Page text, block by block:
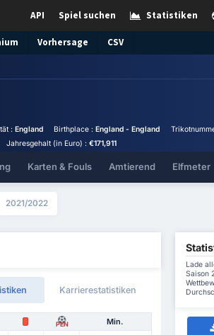
Statistiken
Spiel suchen
API
Vorhersage CSV
: England Birthplace :England - England
Jahresgehalt (in Euro) :€171,911
Karten & Fouls Amtierend Elfmeter
2021/2022
Karrierestatistiken
PEN Min.
Lade
Saison